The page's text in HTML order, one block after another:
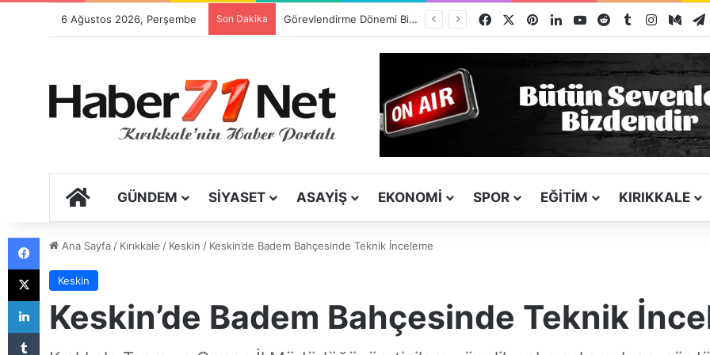
6 Ağustos 2026, Perşembe Son Dakika Kız Kardeşini Öldüren Firari Mandırada Yakalandı Facebook PinterestLinkedInYouTubeRedditTumblrInstagram
ANA SAYFA
GÜNDEM SIYASET ASAYIŞ EKONOMI SPOR EĞITIM KIRIKKALE
Ana Sayfa/ Kırıkkale / Keskin / Keskin’de Badem Bahçesinde Teknik İnceleme
Keskin
Keskin’de Badem Bahçesinde Teknik
Tumblr